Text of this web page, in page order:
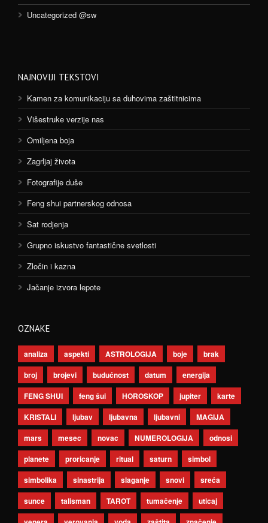
Uncategorized @sw
NAJNOVIJI TEKSTOVI
Kamen za komunikaciju sa duhovima zaštitnicima
Višestruke verzije nas
Omiljena boja
Zagrljaj života
Fotografije duše
Feng shui partnerskog odnosa
Sat rodjenja
Grupno iskustvo fantastične svetlosti
Zločin i kazna
Jačanje izvora lepote
OZNAKE
analiza aspekti ASTROLOGIJA boje
brak
broj
brojevi budućnost datum
energija
FENG SHUI
feng šui HOROSKOP jupiter
karte
KRISTALI
ljubav ljubavna ljubavni
MAGIJA
mars
mesec novac NUMEROLOGIJA
odnosi
planete
proricanje ritual saturn
simbol
simbolika
sinastrija slaganje snovi
sreća
sunce
talisman TAROT tumačenje
uticaj